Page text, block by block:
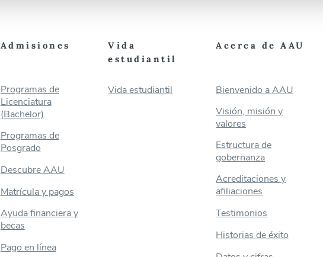
Admisiones
Programas de
Licenciatura
(Bachelor)
Programas de
Posgrado
Descubre AAU
Matrícula y pagos
Ayuda financiera y
becas
Pago en línea
Vida
estudiantil
Vida estudiantil
Acerca de AAU
Bienvenido a AAU
Visión, misión y
valores
Estructura de
gobernanza
Acreditaciones y
afiliaciones
Testimonios
Historias de éxito